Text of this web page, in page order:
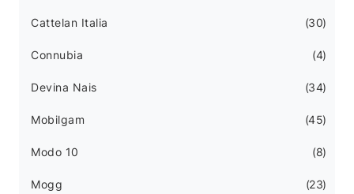
Cattelan Italia 30
Connubia 4
Devina Nais 34
Mobilgam 45
Modo 10 8
Mogg 23